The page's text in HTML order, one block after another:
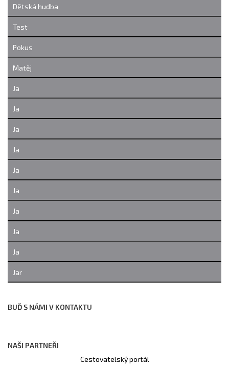
Dětská hudba
Test
Pokus
Matěj
Ja
Ja
Ja
Ja
Ja
Ja
Ja
Ja
Ja
Jar
BUĎ S NÁMI V KONTAKTU
NAŠI PARTNEŘI
Cestovatelský portál